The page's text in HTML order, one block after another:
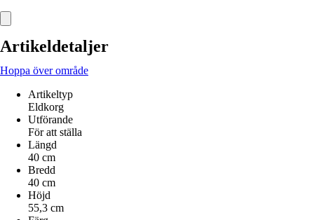
Artikeldetaljer
Hoppa över område
Artikeltyp
Eldkorg
Utförande
För att ställa
Längd
40 cm
Bredd
40 cm
Höjd
55,3 cm